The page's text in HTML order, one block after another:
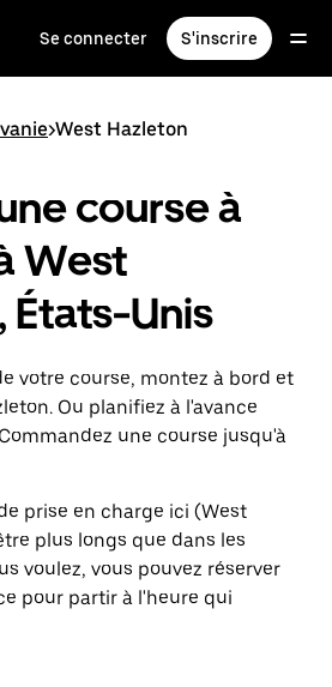
Se connecter S'inscrire
>West Hazleton
course à
West
États-Unis
votre course, montez à bord et
Ou planifiez à l'avance
une course jusqu'à
prise en charge ici (West
plus longs que dans les
voulez, vous pouvez réserver
pour partir à l'heure qui